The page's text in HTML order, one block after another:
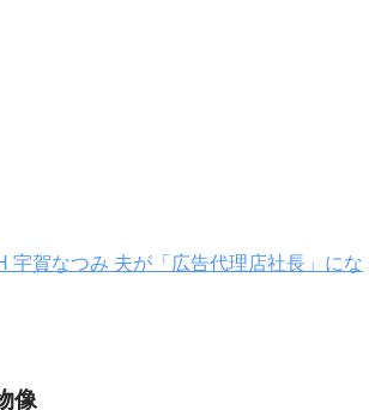
宇賀なつみ 夫が「広告代理店社長」にな
像